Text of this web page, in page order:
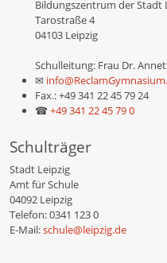
Bildungszentrum der Stadt
Tarostraße 4
04103 Leipzig
Schulleitung: Frau Dr.
✉
Fax.: +49 341 22 45 79 24
☎+49 341 22 45 79 0
Schulträger
Stadt Leipzig
Amt für Schule
04092 Leipzig
Telefon: 0341 123 0
E-Mail:schule@leipzig.de